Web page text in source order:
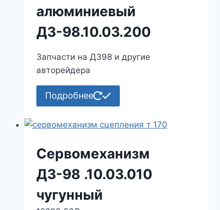
алюминиевый
ДЗ-98.10.03.200
Запчасти на ДЗ98 и другие
авторейдера
Подробнее
Сервомеханизм
ДЗ-98 .10.03.010
чугунный